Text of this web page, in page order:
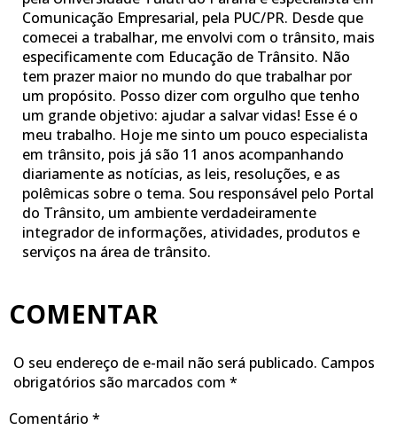
Comunicação Empresarial, pela PUC/PR. Desde que
comecei a trabalhar, me envolvi com o trânsito, mais
especificamente com Educação de Trânsito. Não
tem prazer maior no mundo do que trabalhar por
um propósito. Posso dizer com orgulho que tenho
um grande objetivo: ajudar a salvar vidas! Esse é o
meu trabalho. Hoje me sinto um pouco especialista
em trânsito, pois já são 11 anos acompanhando
diariamente as notícias, as leis, resoluções, e as
polêmicas sobre o tema. Sou responsável pelo Portal
do Trânsito, um ambiente verdadeiramente
integrador de informações, atividades, produtos e
serviços na área de trânsito.
COMENTAR
O seu endereço de e-mail não será publicado. Campos
obrigatórios são marcados com *
Comentário *